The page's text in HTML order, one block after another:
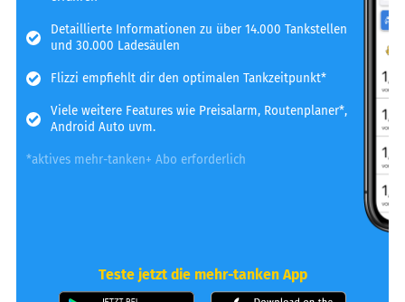
Detaillierte Informationen zu über 14.000 Tankstellen
und 30.000 Ladesäulen
Flizzi empfiehlt dir den optimalen Tankzeitpunkt*
Viele weitere Features wie Preisalarm, Routenplaner*,
Android Auto uvm.
*aktives mehr-tanken+ Abo erforderlich
Teste jetzt die mehr-tanken App